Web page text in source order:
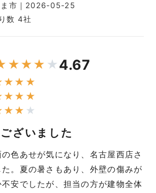
ま市｜2026-05-25
数 4社
★★★ ★ 4.67
★ ★ ★
★ ★ ★
★ ★ ★
ざいました
色あせが気になり、名古屋西店さ
。夏の暑さもあり、外壁の傷みが
安でしたが、担当の方が建物全体